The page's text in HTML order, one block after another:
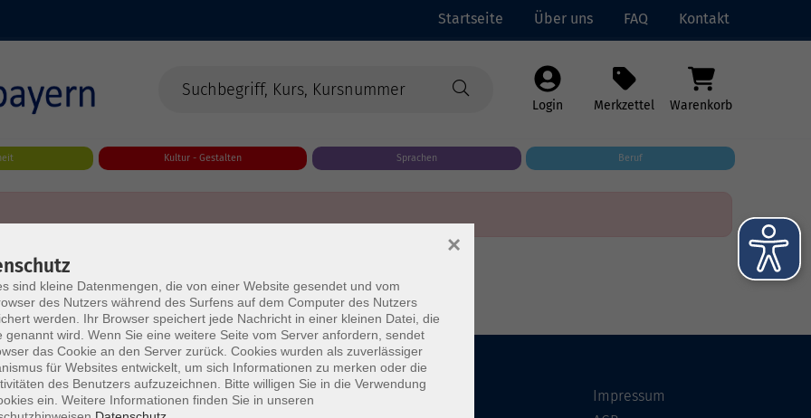
Startseite Über uns FAQ Kontakt
Login Merkzettel Warenkorb
Kultur - Gestalten Sprachen Beruf
Startseite
Impressum
sind kleine Datenmengen, die von einer Website gesendet und vom
des Nutzers während des Surfens auf dem Computer des Nutzers
werden. Ihr Browser speichert jede Nachricht in einer kleinen Datei, die
genannt wird. Wenn Sie eine weitere Seite vom Server anfordern, sendet
das Cookie an den Server zurück. Cookies wurden als zuverlässiger
für Websites entwickelt, um sich Informationen zu merken oder die
des Benutzers aufzuzeichnen. Bitte willigen Sie in die Verwendung
ein. Weitere Informationen finden Sie in unseren
×